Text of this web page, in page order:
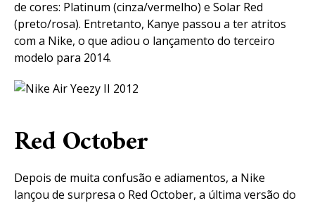
de cores: Platinum (cinza/vermelho) e Solar Red
(preto/rosa). Entretanto, Kanye passou a ter atritos
com a Nike, o que adiou o lançamento do terceiro
modelo para 2014.
Red October
Depois de muita confusão e adiamentos, a Nike
lançou de surpresa o Red October, a última versão do